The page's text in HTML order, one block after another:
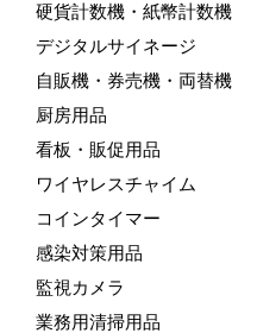
硬貨計数機・紙幣計数機
デジタルサイネージ
自販機・券売機・両替機
厨房用品
看板・販促用品
ワイヤレスチャイム
コインタイマー
感染対策用品
監視カメラ
業務用清掃用品